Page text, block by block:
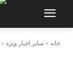
خانه سایر اخبار ویژه